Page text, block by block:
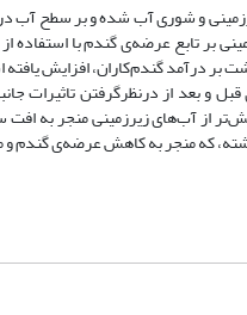
و شوری آب شده و بر سطح آب
درآمد گندم‌کاران، افزایش
و بعد از درنظرگرفتن تاثیرات
از آب‌های زیرزمینی منجر به
که منجر به کاهش عرضه‌ی